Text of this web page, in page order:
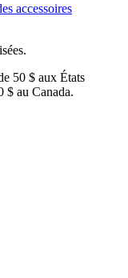
accessoires
50 $ aux États
$ au Canada.